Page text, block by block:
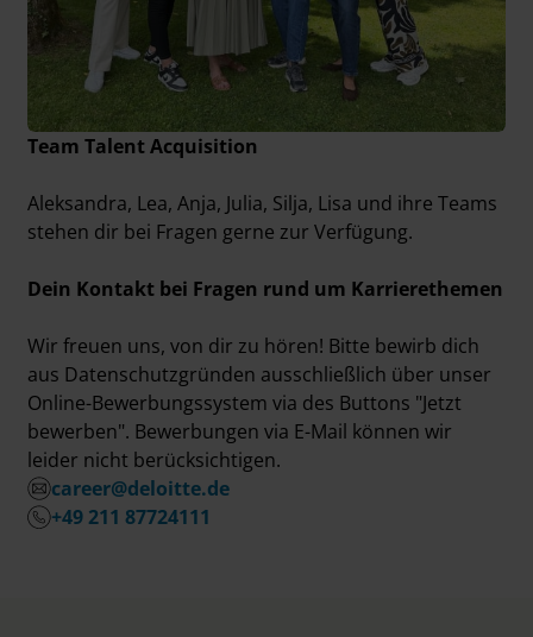
Team Talent Acquisition
Aleksandra, Lea, Anja, Julia, Silja, Lisa und ihre Teams
stehen dir bei Fragen gerne zur Verfügung.
Dein Kontakt bei Fragen rund um Karrierethemen
Wir freuen uns, von dir zu hören! Bitte bewirb dich
aus Datenschutzgründen ausschließlich über unser
Online-Bewerbungssystem via des Buttons "Jetzt
bewerben". Bewerbungen via E-Mail können wir
leider nicht berücksichtigen.
career@deloitte.de
+49 211 87724111